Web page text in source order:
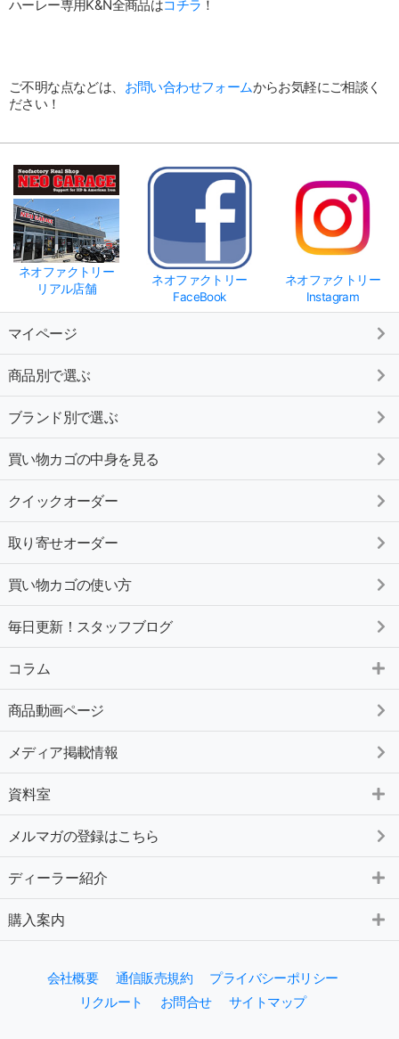
ハーレー専用K&N全商品はコチラ ！
ご不明な点などは、 お問い合わせフォームからお気軽にご相談く
ださい！
ネオファクトリー
リアル店舗
ネオファクトリー
FaceBook
ネオファクトリー
Instagram
マイページ
商品別で選ぶ
ブランド別で選ぶ
買い物カゴの中身を見る
クイックオーダー
取り寄せオーダー
買い物カゴの使い方
毎日更新！スタッフブログ
コラム
商品動画ページ
メディア掲載情報
資料室
メルマガの登録はこちら
ディーラー紹介
購入案内
会社概要 通信販売規約
プライバシーポリシー
リクルート
お問合せ サイトマップ